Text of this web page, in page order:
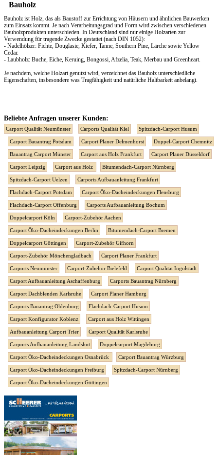
Bauholz
Bauholz ist Holz, das als Baustoff zur Errichtung von Häusern und ähnlichen Bauwerken
zum Einsatz kommt. Je nach Verarbeitungsgrad und Form wird zwischen verschiedenen
Bauholzprodukten unterschieden. In Deutschland sind nur einige Holzarten zur
Verwendung für tragende Zwecke gestattet (nach DIN 1052):
- Nadelhölzer: Fichte, Douglasie, Kiefer, Tanne, Southern Pine, Lärche sowie Yellow
Cedar.
- Laubholz: Buche, Eiche, Keruing, Bongossi, Afzelia, Teak, Merbau und Greenheart.
Je nachdem, welche Holzart genutzt wird, verzeichnet das Bauholz unterschiedliche
Eigenschaften, insbesondere was Tragfähigkeit und natürliche Haltbarkeit anbelangt.
Beliebte Anfragen unserer Kunden:
Carport Qualität Neumünster Carports Qualität Kiel Spitzdach-Carport Husum
Carport Bauantrag Potsdam Carport Planer Delmenhorst Doppel-Carport Chemnitz
Bauantrag Carport Münster Carport aus Holz Frankfurt Carport Planer Düsseldorf
Carport Leipzig Carport aus Holz Bitumendach-Carport Nürnberg
Spitzdach-Carport Uelzen Carports Aufbauanleitung Frankfurt
Flachdach-Carport Potsdam Carport Öko-Dacheindeckungen Flensburg
Flachdach-Carport Offenburg Carports Aufbauanleitung Bochum
Doppelcarport Köln Carport-Zubehör Aachen
Carport Öko-Dacheindeckungen Berlin Bitumendach-Carport Bremen
Doppelcarport Göttingen Carport-Zubehör Gifhorn
Carport-Zubehör Mönchengladbach Carport Planer Frankfurt
Carports Neumünster Carport-Zubehör Bielefeld Carport Qualität Ingolstadt
Carport Aufbauanleitung Aschaffenburg Carports Bauantrag Nürnberg
Carport Dachblenden Karlsruhe Carport Planer Hamburg
Carports Bauantrag Oldenburg Flachdach-Carport Husum
Carport Konfigurator Koblenz Carport aus Holz Wittingen
Aufbauanleitung Carport Trier Carport Qualität Karlsruhe
Carports Aufbauanleitung Landshut Doppelcarport Magdeburg
Carport Öko-Dacheindeckungen Osnabrück Carport Bauantrag Würzburg
Carport Öko-Dacheindeckungen Freiburg Spitzdach-Carport Nürnberg
Carport Öko-Dacheindeckungen Göttingen